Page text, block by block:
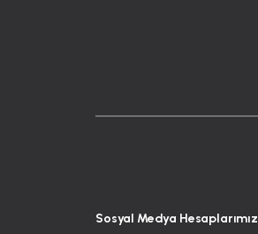
Sosyal Medya Hesaplarımız